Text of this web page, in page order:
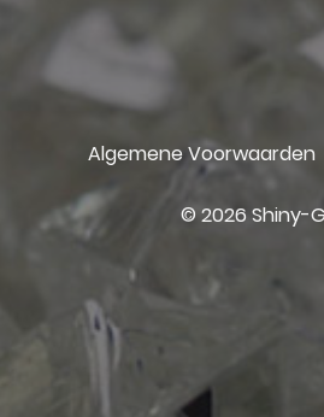
Algemene Voorwaarden
© 2026 Shiny-